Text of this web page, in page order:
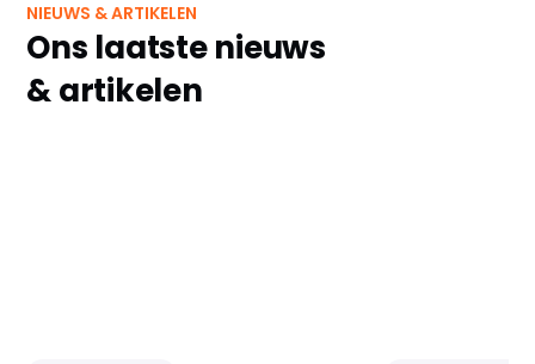
NIEUWS & ARTIKELEN
Ons laatste nieuws
& artikelen